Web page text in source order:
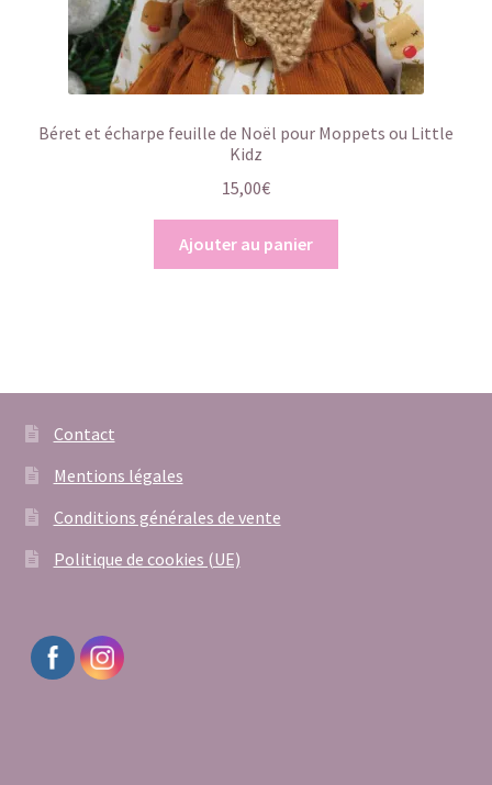
Béret et écharpe feuille de Noël pour Moppets ou Little
Kidz
15,00€
Ajouter au panier
Contact
Mentions légales
Conditions générales de vente
Politique de cookies (UE)